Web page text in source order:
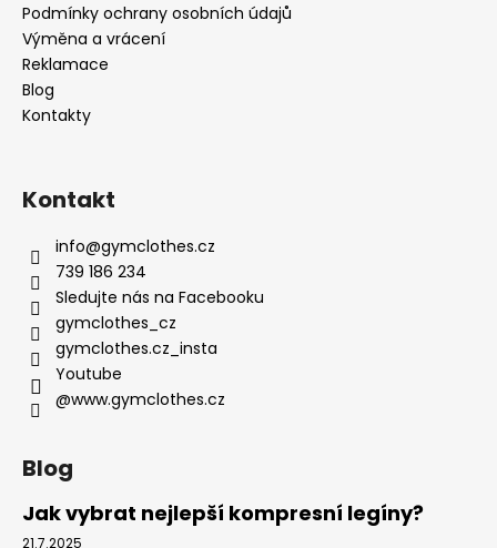
Podmínky ochrany osobních údajů
Výměna a vrácení
Reklamace
Blog
Kontakty
Kontakt
info@gymclothes.cz
739 186 234
Sledujte nás na Facebooku
gymclothes_cz
gymclothes.cz_insta
Youtube
@www.gymclothes.cz
Blog
Jak vybrat nejlepší kompresní legíny?
21.7.2025